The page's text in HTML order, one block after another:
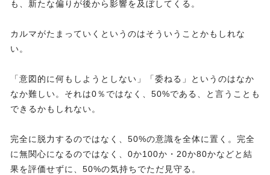
も、新たな偏りが後から影響を及ぼしてくる。
カルマがたまっていくというのはそういうことかもしれな
い。
「意図的に何もしようとしない」「委ねる」というのはなか
なか難しい。それは0％ではなく、50%である、と言うことも
できるかもしれない。
完全に脱力するのではなく、50%の意識を全体に置く。完全
に無関心になるのではなく、0か100か・20か80かなどと結
果を評価せずに、50%の気持ちでただ見守る。